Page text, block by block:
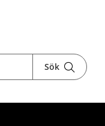
Sök